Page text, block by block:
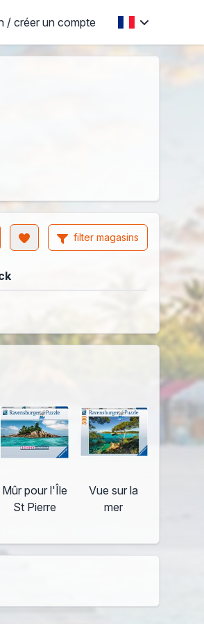
/ créer un compte
filter magasins
Mûr pour l'Île
St Pierre
Vue sur la
mer